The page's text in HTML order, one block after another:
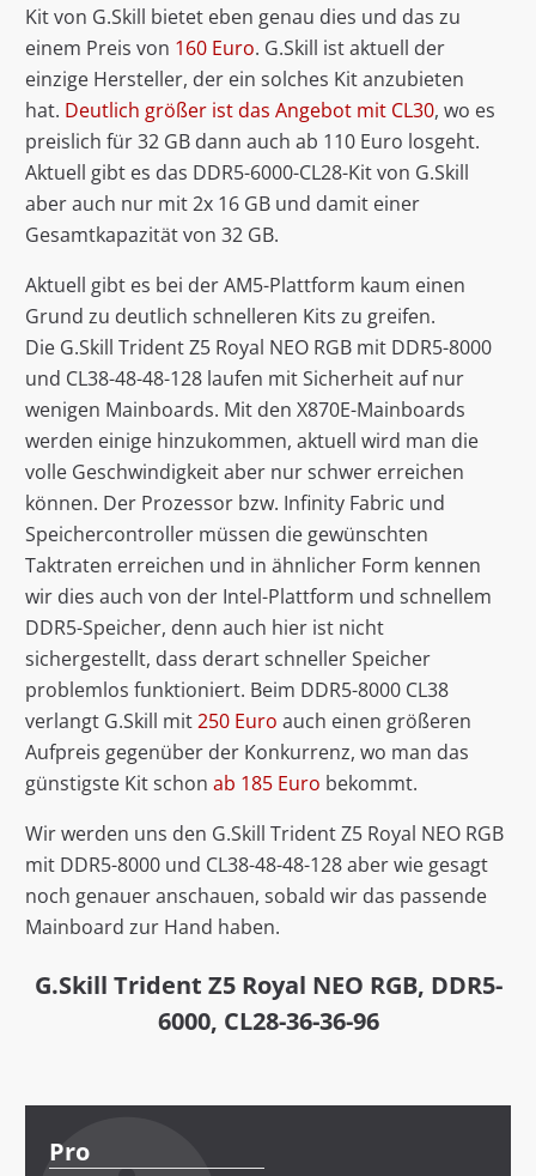
Kit von G.Skill bietet eben genau dies und das zu
einem Preis von 160 Euro. G.Skill ist aktuell der
einzige Hersteller, der ein solches Kit anzubieten
hat. Deutlich größer ist das Angebot mit CL30, wo es
preislich für 32 GB dann auch ab 110 Euro losgeht.
Aktuell gibt es das DDR5-6000-CL28-Kit von G.Skill
aber auch nur mit 2x 16 GB und damit einer
Gesamtkapazität von 32 GB.
Aktuell gibt es bei der AM5-Plattform kaum einen
Grund zu deutlich schnelleren Kits zu greifen.
Die G.Skill Trident Z5 Royal NEO RGB mit DDR5-8000
und CL38-48-48-128 laufen mit Sicherheit auf nur
wenigen Mainboards. Mit den X870E-Mainboards
werden einige hinzukommen, aktuell wird man die
volle Geschwindigkeit aber nur schwer erreichen
können. Der Prozessor bzw. Infinity Fabric und
Speichercontroller müssen die gewünschten
Taktraten erreichen und in ähnlicher Form kennen
wir dies auch von der Intel-Plattform und schnellem
DDR5-Speicher, denn auch hier ist nicht
sichergestellt, dass derart schneller Speicher
problemlos funktioniert. Beim DDR5-8000 CL38
verlangt G.Skill mit250 Euro auch einen größeren
Aufpreis gegenüber der Konkurrenz, wo man das
günstigste Kit schon ab 185 Euro bekommt.
Wir werden uns den G.Skill Trident Z5 Royal NEO RGB
mit DDR5-8000 und CL38-48-48-128 aber wie gesagt
noch genauer anschauen, sobald wir das passende
Mainboard zur Hand haben.
G.Skill Trident Z5 Royal NEO RGB, DDR5-
6000, CL28-36-36-96
Pro